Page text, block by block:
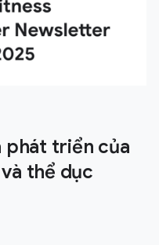
phát triển của
thể dục